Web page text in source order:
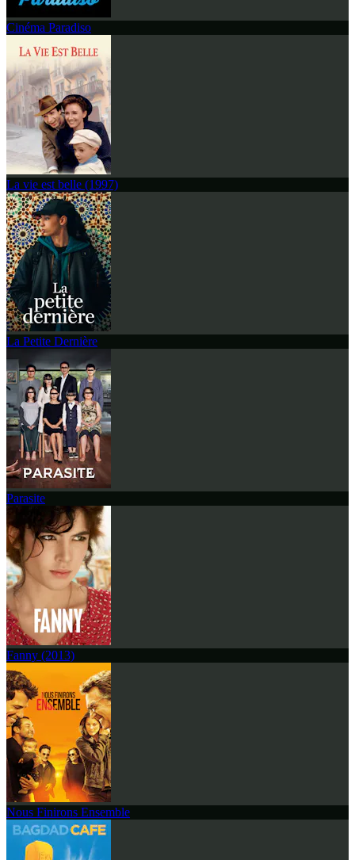
Cinéma Paradiso
La vie est belle (1997)
La Petite Dernière
Parasite
Fanny (2013)
Nous Finirons Ensemble